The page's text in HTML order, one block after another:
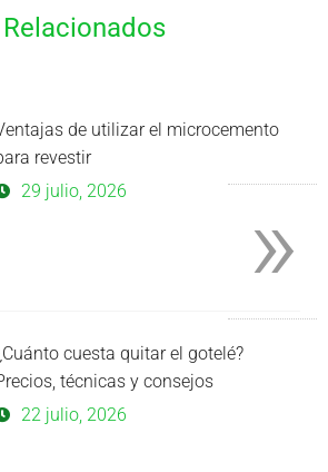
de utilizar el microcemento
revestir
29 julio, 2026
cuesta quitar el gotelé?
técnicas y consejos
22 julio, 2026
»